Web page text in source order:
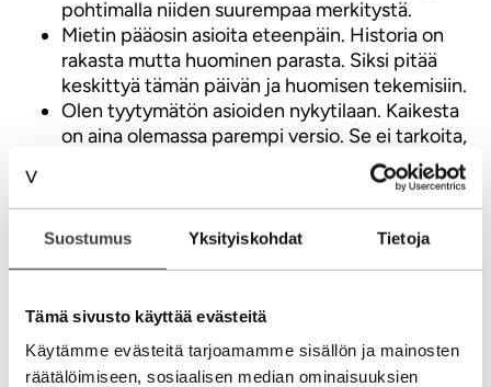
Suostumus Yksityiskohdat Tietoja
Tämä sivusto käyttää evästeitä
Käytämme evästeitä tarjoamamme sisällön ja mainosten
räätälöimiseen, sosiaalisen median ominaisuuksien
pohtimalla niiden suurempaa merkitystä.
Mietin pääosin asioita eteenpäin. Historia on
rakasta mutta huominen parasta. Siksi pitää
keskittyä tämän päivän ja huomisen tekemisiin.
Olen tyytymätön asioiden nykytilaan. Kaikesta
on aina olemassa parempi versio. Se ei tarkoita,
että asiat ovat huonosti, vaan sitä, että ne ovat
Kehitän aina kaikkea, kaiken aikaa ja kaikkialla.
Ajatteluani, osaamistani, asumista, liikkumista,
tekemistä ja työelämääni. Ehkä aivan liikaakin.
Eikä tässä vielä kaikki.
Tyytymättömyyteni itseeni,